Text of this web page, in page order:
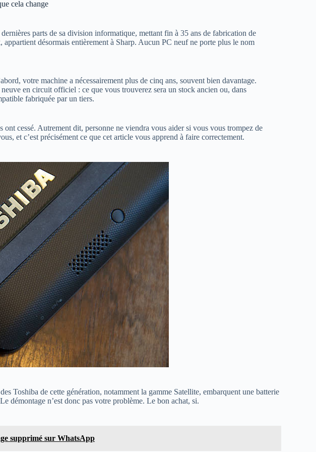
cela change
parts de sa division informatique, mettant fin à 35 ans de fabrication de
désormais entièrement à Sharp. Aucun PC neuf ne porte plus le nom
votre machine a nécessairement plus de cinq ans, souvent bien davantage.
en circuit officiel : ce que vous trouverez sera un stock ancien ou, dans
fabriquée par un tiers.
cessé. Autrement dit, personne ne viendra vous aider si vous vous trompez de
et c’est précisément ce que cet article vous apprend à faire correctement.
Toshiba de cette génération, notamment la gamme Satellite, embarquent une batterie
démontage n’est donc pas votre problème. Le bon achat, si.
supprimé sur WhatsApp